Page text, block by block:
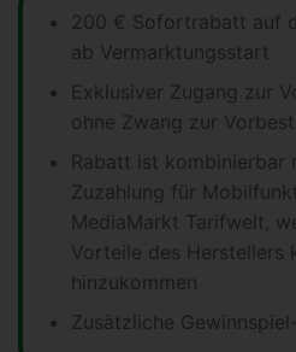
200 € Sofortrabatt auf
ab Vermarktungsstart
Exklusiver Zugang zur
ohne Zwang zur
Rabatt ist kombinierbar
Zuzahlung für
MediaMarkt Tarifwelt,
Vorteile des Herstellers
hinzukommen
Zusätzliche